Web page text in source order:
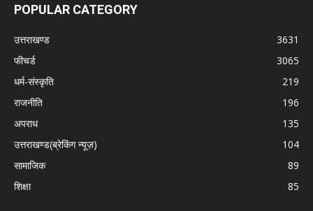
POPULAR CATEGORY
उत्तराखण्ड
3631
फीचर्ड
3065
धर्म-संस्कृति
219
राजनीति
196
अपराध
135
उत्तराखण्ड(ब्रेकिंग न्यूज़)
104
सामाजिक
89
शिक्षा
85